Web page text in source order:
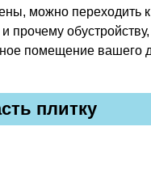
можно переходить
и прочему
помещение вашего
плитку